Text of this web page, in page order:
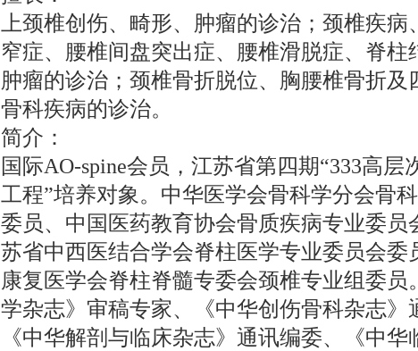
上颈椎创伤、畸形、肿瘤的诊治；颈椎疾病
窄症、腰椎间盘突出症、腰椎滑脱症、脊柱
肿瘤的诊治；颈椎骨折脱位、胸腰椎骨折及
骨科疾病的诊治。
简介：
国际AO-spine会员，江苏省第四期“333高层
工程”培养对象。中华医学会骨科学分会骨
委员、中国医药教育协会骨质疾病专业委员
苏省中西医结合学会脊柱医学专业委员会委
康复医学会脊柱脊髓专委会颈椎专业组委员
学杂志》审稿专家、《中华创伤骨科杂志》
《中华解剖与临床杂志》通讯编委、《中华